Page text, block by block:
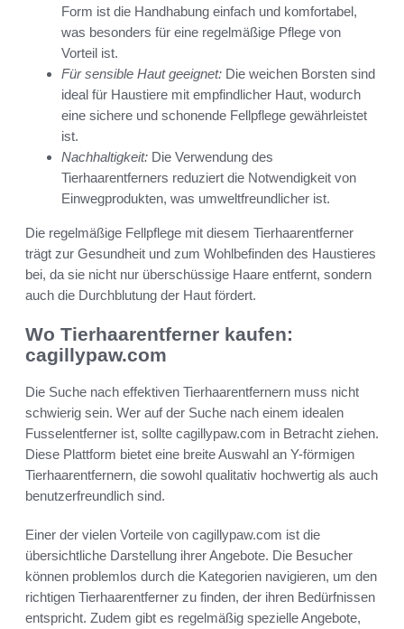
Form ist die Handhabung einfach und komfortabel,
was besonders für eine regelmäßige Pflege von
Vorteil ist.
Für sensible Haut geeignet: Die weichen Borsten sind
ideal für Haustiere mit empfindlicher Haut, wodurch
eine sichere und schonende Fellpflege gewährleistet
ist.
Nachhaltigkeit: Die Verwendung des
Tierhaarentferners reduziert die Notwendigkeit von
Einwegprodukten, was umweltfreundlicher ist.
Die regelmäßige Fellpflege mit diesem Tierhaarentferner
trägt zur Gesundheit und zum Wohlbefinden des Haustieres
bei, da sie nicht nur überschüssige Haare entfernt, sondern
auch die Durchblutung der Haut fördert.
Wo Tierhaarentferner kaufen:
cagillypaw.com
Die Suche nach effektiven Tierhaarentfernern muss nicht
schwierig sein. Wer auf der Suche nach einem idealen
Fusselentferner ist, sollte cagillypaw.com in Betracht ziehen.
Diese Plattform bietet eine breite Auswahl an Y-förmigen
Tierhaarentfernern, die sowohl qualitativ hochwertig als auch
benutzerfreundlich sind.
Einer der vielen Vorteile von cagillypaw.com ist die
übersichtliche Darstellung ihrer Angebote. Die Besucher
können problemlos durch die Kategorien navigieren, um den
richtigen Tierhaarentferner zu finden, der ihren Bedürfnissen
entspricht. Zudem gibt es regelmäßig spezielle Angebote,